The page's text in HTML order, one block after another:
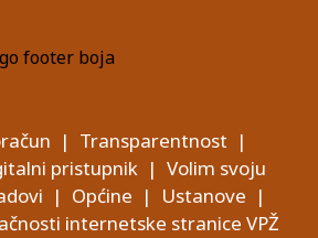
| Transparentnost |
pristupnik| Volim svoju
| Općine | Ustanove |
internetske stranice VPŽ